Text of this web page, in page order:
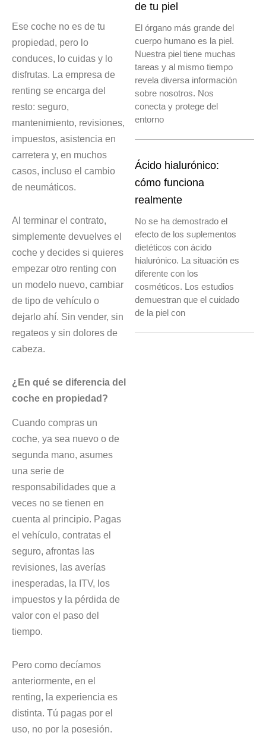
Ese coche no es de tu
propiedad, pero lo
conduces, lo cuidas y lo
disfrutas. La empresa de
renting se encarga del
resto: seguro,
mantenimiento, revisiones,
impuestos, asistencia en
carretera y, en muchos
casos, incluso el cambio
de neumáticos.
Al terminar el contrato,
simplemente devuelves el
coche y decides si quieres
empezar otro renting con
un modelo nuevo, cambiar
de tipo de vehículo o
dejarlo ahí. Sin vender, sin
regateos y sin dolores de
cabeza.
¿En qué se diferencia del
coche en propiedad?
Cuando compras un
coche, ya sea nuevo o de
segunda mano, asumes
una serie de
responsabilidades que a
veces no se tienen en
cuenta al principio. Pagas
el vehículo, contratas el
seguro, afrontas las
revisiones, las averías
inesperadas, la ITV, los
impuestos y la pérdida de
valor con el paso del
tiempo.
Pero como decíamos
anteriormente, en el
renting, la experiencia es
distinta. Tú pagas por el
uso, no por la posesión.
de tu piel
El órgano más grande del
cuerpo humano es la piel.
Nuestra piel tiene muchas
tareas y al mismo tiempo
revela diversa información
sobre nosotros. Nos
conecta y protege del
entorno
Ácido hialurónico:
cómo funciona
realmente
No se ha demostrado el
efecto de los suplementos
dietéticos con ácido
hialurónico. La situación es
diferente con los
cosméticos. Los estudios
demuestran que el cuidado
de la piel con